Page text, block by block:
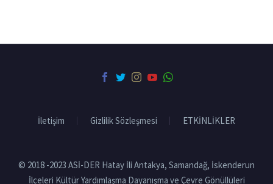
İletişim Gizlilik Sözleşmesi ETKİNLİKLER
© 2018 -2023 ASİ-DER Hatay İli Antakya, Samandağ, İskenderun
İlçeleri Kültür Yardımlaşma Dayanışma ve Çevre Gönüllüleri